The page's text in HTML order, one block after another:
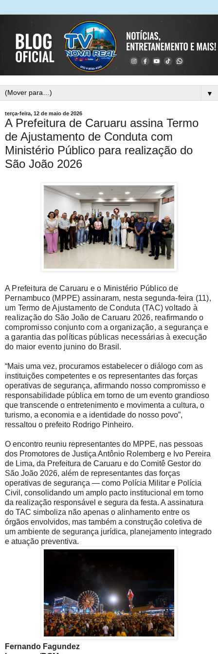
▼
terça-feira, 12 de maio de 2026
A Prefeitura de Caruaru assina Termo
de Ajustamento de Conduta com
Ministério Público para realização do
São João 2026
A Prefeitura de Caruaru e o Ministério Público de
Pernambuco (MPPE) assinaram, nesta segunda-feira (11),
um Termo de Ajustamento de Conduta (TAC) voltado à
realização do São João de Caruaru 2026, reafirmando o
compromisso conjunto com a organização, a segurança e
a garantia das políticas públicas necessárias à execução
do maior evento junino do Brasil.
“Mais uma vez, procuramos estabelecer o diálogo com as
instituições competentes e os representantes das forças
operativas de segurança, afirmando nosso compromisso e
responsabilidade pública em torno de um evento grandioso
que transcende o entretenimento e movimenta a cultura, o
turismo, a economia e a identidade do nosso povo”,
ressaltou o prefeito Rodrigo Pinheiro.
O encontro reuniu representantes do MPPE, nas pessoas
dos Promotores de Justiça Antônio Rolemberg e Ivo Pereira
de Lima, da Prefeitura de Caruaru e do Comitê Gestor do
São João 2026, além de representantes das forças
operativas de segurança — como Polícia Militar e Polícia
Civil, consolidando um amplo pacto institucional em torno
da realização responsável e segura da festa. A assinatura
do TAC simboliza não apenas o alinhamento entre os
órgãos envolvidos, mas também a construção coletiva de
um ambiente de segurança jurídica, planejamento integrado
e atuação preventiva.
Fernando Fagundez